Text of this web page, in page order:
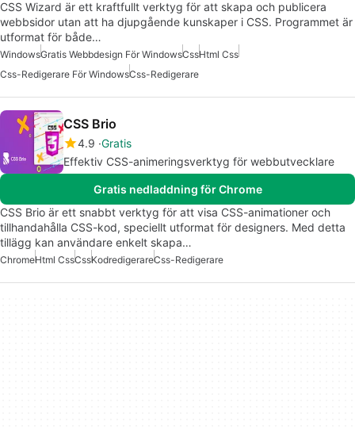
CSS Wizard är ett kraftfullt verktyg för att skapa och publicera
webbsidor utan att ha djupgående kunskaper i CSS. Programmet är
utformat för både…
WindowsGratis Webbdesign För WindowsCssHtml Css
Css-Redigerare För WindowsCss-Redigerare
CSS Brio
4.9 Gratis
Effektiv CSS-animeringsverktyg för webbutvecklare
Gratis nedladdning för Chrome
CSS Brio är ett snabbt verktyg för att visa CSS-animationer och
tillhandahålla CSS-kod, speciellt utformat för designers. Med detta
tillägg kan användare enkelt skapa…
ChromeHtml CssCssKodredigerareCss-Redigerare